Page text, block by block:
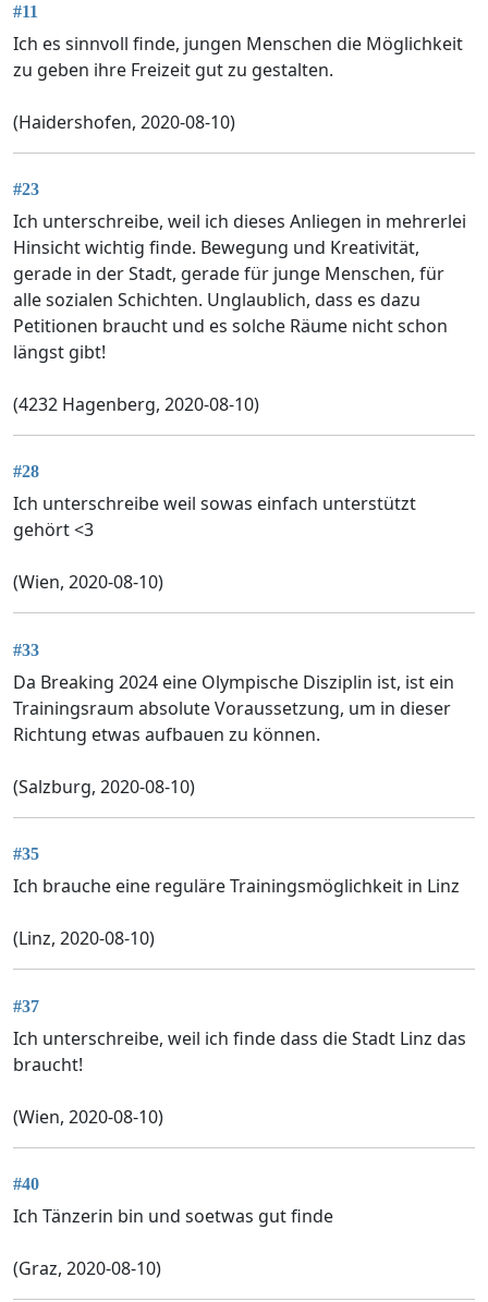
#11
Ich es sinnvoll finde, jungen Menschen die Möglichkeit
zu geben ihre Freizeit gut zu gestalten.
(Haidershofen, 2020-08-10)
#23
Ich unterschreibe, weil ich dieses Anliegen in mehrerlei
Hinsicht wichtig finde. Bewegung und Kreativität,
gerade in der Stadt, gerade für junge Menschen, für
alle sozialen Schichten. Unglaublich, dass es dazu
Petitionen braucht und es solche Räume nicht schon
längst gibt!
(4232 Hagenberg, 2020-08-10)
#28
Ich unterschreibe weil sowas einfach unterstützt
gehört <3
(Wien, 2020-08-10)
#33
Da Breaking 2024 eine Olympische Disziplin ist, ist ein
Trainingsraum absolute Voraussetzung, um in dieser
Richtung etwas aufbauen zu können.
(Salzburg, 2020-08-10)
#35
Ich brauche eine reguläre Trainingsmöglichkeit in Linz
(Linz, 2020-08-10)
#37
Ich unterschreibe, weil ich finde dass die Stadt Linz das
braucht!
(Wien, 2020-08-10)
#40
Ich Tänzerin bin und soetwas gut finde
(Graz, 2020-08-10)